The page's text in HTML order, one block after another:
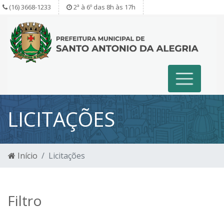
(16) 3668-1233 2ª à 6º das 8h às 17h
LICITAÇÕES
Início Licitações
Filtro